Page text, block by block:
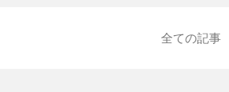
全ての記事